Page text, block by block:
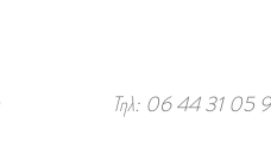
Τηλ: 06 44 31 05